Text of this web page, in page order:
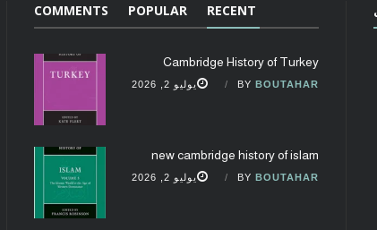
RECENT
POPULAR
COMMENTS
Cambridge History of Turkey
BY BOUTAHAR يوليو 2, 2026
new cambridge history of islam
BY BOUTAHAR يوليو 2, 2026